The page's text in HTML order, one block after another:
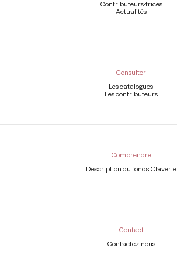
Contributeurs-trices
Actualités
Consulter
Les catalogues
Les contributeurs
Comprendre
Description du fonds Claverie
Contact
Contactez-nous